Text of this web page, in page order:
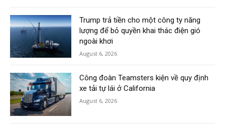
Trump trả tiền cho một công ty năng
lượng để bỏ quyền khai thác điện gió
ngoài khơi
August 6, 2026
Công đoàn Teamsters kiện về quy định
xe tải tự lái ở California
August 6, 2026